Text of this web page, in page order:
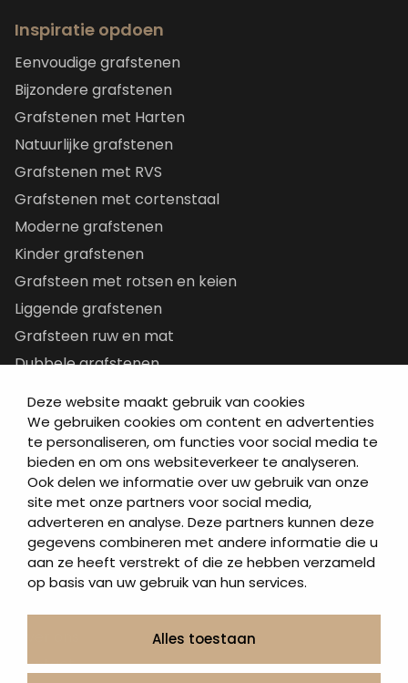
Deze website maakt gebruik van cookies
We gebruiken cookies om content en advertenties
te personaliseren, om functies voor social media te
bieden en om ons websiteverkeer te analyseren.
Ook delen we informatie over uw gebruik van onze
site met onze partners voor social media,
adverteren en analyse. Deze partners kunnen deze
gegevens combineren met andere informatie die u
aan ze heeft verstrekt of die ze hebben verzameld
op basis van uw gebruik van hun services.
Alles toestaan
Inspiratie opdoen
Eenvoudige grafstenen
Bijzondere grafstenen
Grafstenen met Harten
Natuurlijke grafstenen
Grafstenen met RVS
Grafstenen met cortenstaal
Moderne grafstenen
Kinder grafstenen
Grafsteen met rotsen en keien
Liggende grafstenen
Grafsteen ruw en mat
Dubbele grafstenen
Letterplaten
Grafzerken kopen
Direct naar
Grafstenen
As artikelen
Urngrafmonumenten
Informatie
Contact